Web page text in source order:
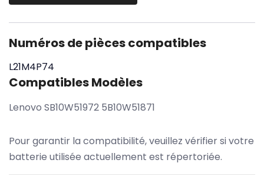
Numéros de pièces compatibles
L21M4P74
Compatibles Modèles
Lenovo SB10W51972 5B10W51871
Pour garantir la compatibilité, veuillez vérifier si votre
batterie utilisée actuellement est répertoriée.